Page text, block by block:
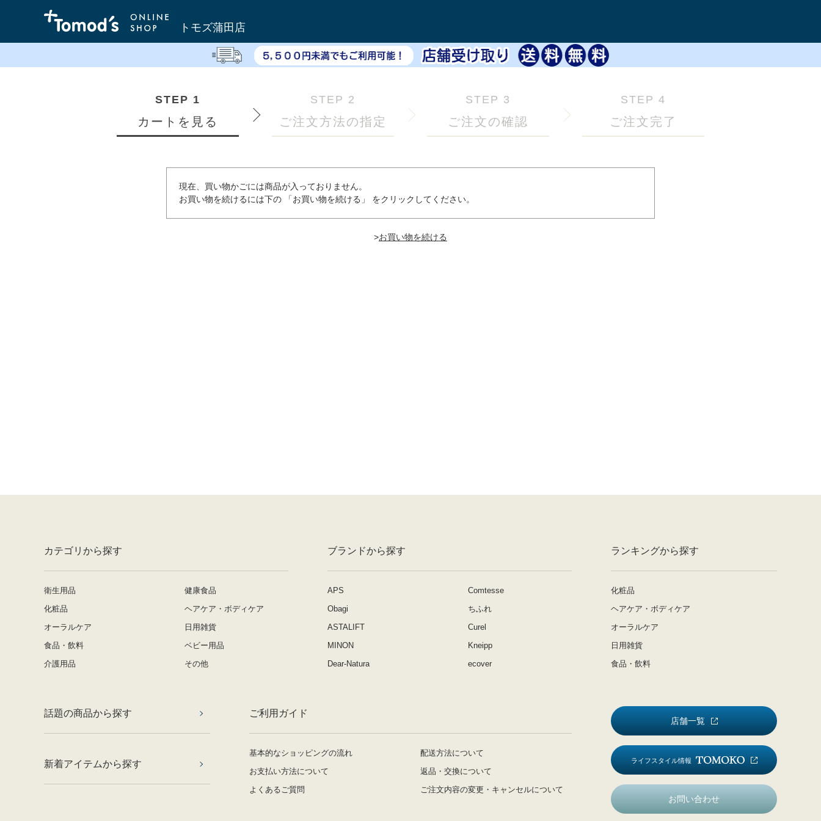
トモズ蒲田店
STEP 1
カートを見る
STEP 2
ご注文方法の指定
STEP 3
ご注文の確認
STEP 4
ご注文完了
現在、買い物かごには商品が入っておりません。
お買い物を続けるには下の 「お買い物を続ける」 をクリックしてください。
>
カテゴリから探す
衛生用品
健康食品
化粧品
ヘアケア・ボディケア
オーラルケア
日用雑貨
食品・飲料
ベビー用品
介護用品
その他
ブランドから探す
APS
Comtesse
Obagi
ちふれ
ASTALIFT
Curel
MINON
Kneipp
Dear-Natura
ecover
ランキングから探す
化粧品
ヘアケア・ボディケア
オーラルケア
日用雑貨
食品・飲料
話題の商品から探す
新着アイテムから探す
ご利用ガイド
基本的なショッピングの流れ
配送方法について
お支払い方法について
返品・交換について
よくあるご質問
ご注文内容の変更・キャンセルについて
店舗一覧
ライフスタイル情報
お問い合わせ